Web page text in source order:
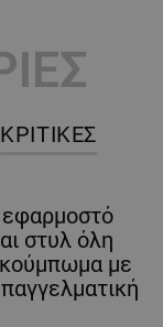
ΚΡΙΤΙΚΈΣ
εφαρμοστό
στυλ όλη
με